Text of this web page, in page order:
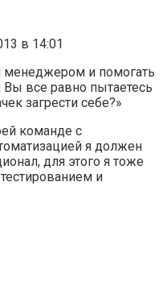
в 14:01
менеджером и помогать
Вы все равно пытаетесь
загрести себе?»
команде с
я должен
для этого я тоже
и